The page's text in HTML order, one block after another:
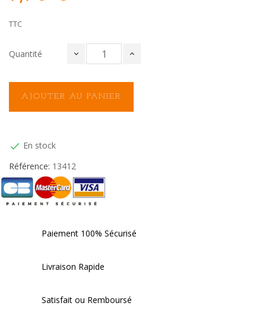
TTC
Quantité
AJOUTER AU PANIER
 En stock
Référence: 13412
Paiement 100% Sécurisé
Livraison Rapide
Satisfait ou Remboursé